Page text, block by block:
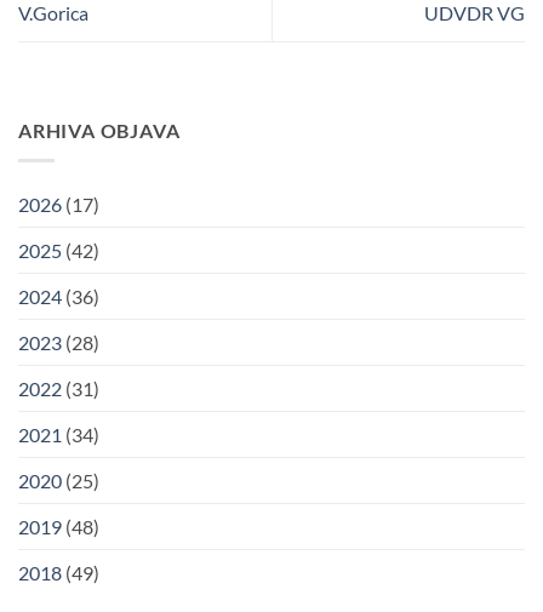
V.Gorica
UDVDR VG
ARHIVA OBJAVA
2026 (17)
2025 (42)
2024 (36)
2023 (28)
2022 (31)
2021 (34)
2020 (25)
2019 (48)
2018 (49)